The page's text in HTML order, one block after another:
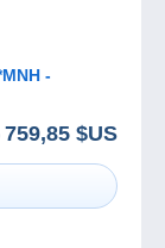
759,85 $US